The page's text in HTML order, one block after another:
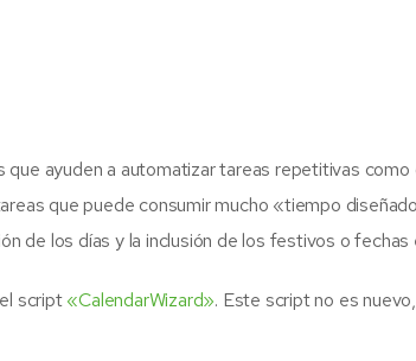
que ayuden a automatizar tareas repetitivas
que puede consumir mucho «tiempo
de los días y la inclusión de los festivos o fechas
script«CalendarWizard». Este script no es